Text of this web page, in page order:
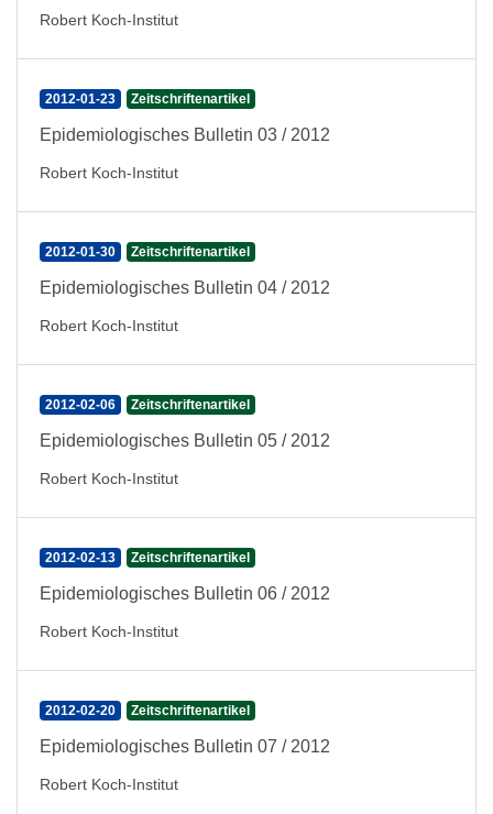
Robert Koch-Institut
2012-01-23 Zeitschriftenartikel
Epidemiologisches Bulletin 03 / 2012
Robert Koch-Institut
2012-01-30 Zeitschriftenartikel
Epidemiologisches Bulletin 04 / 2012
Robert Koch-Institut
2012-02-06 Zeitschriftenartikel
Epidemiologisches Bulletin 05 / 2012
Robert Koch-Institut
2012-02-13 Zeitschriftenartikel
Epidemiologisches Bulletin 06 / 2012
Robert Koch-Institut
2012-02-20 Zeitschriftenartikel
Epidemiologisches Bulletin 07 / 2012
Robert Koch-Institut